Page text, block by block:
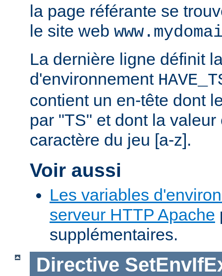
la page référante se
le site web
La dernière ligne définit
d'environnement
contient un en-tête dont
par "TS" et dont la
caractère du jeu [a-z].
Voir aussi
Les variables
serveur HTTP Apache
supplémentaires.
Directive